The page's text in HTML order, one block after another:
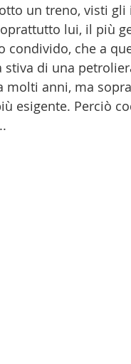
un treno, visti gli
lui, il più
condivido, che a
di una
molti anni, ma
esigente. Perciò